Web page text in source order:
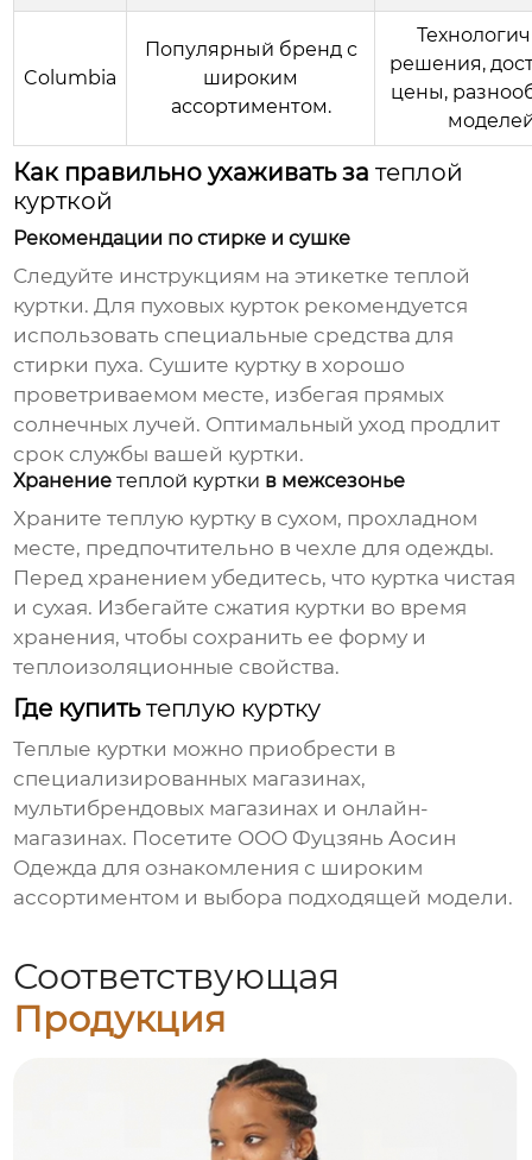
Columbia
Популярный бренд с
широким
ассортиментом.
решения,
цены,
Как правильно ухаживать затеплой
курткой
Рекомендации по стирке и сушке
Следуйте инструкциям на этикеткетеплой
куртки. Для пуховых курток рекомендуется
использовать специальные средства для
стирки пуха. Сушите куртку в хорошо
проветриваемом месте, избегая прямых
солнечных лучей. Оптимальный уход продлит
срок службы вашей куртки.
Хранениетеплой куртки в межсезонье
Хранитетеплую куртку в сухом, прохладном
месте, предпочтительно в чехле для одежды.
Перед хранением убедитесь, что куртка чистая
и сухая. Избегайте сжатия куртки во время
хранения, чтобы сохранить ее форму и
теплоизоляционные свойства.
Где купитьтеплую куртку
Теплые куртки можно приобрести в
специализированных магазинах,
мультибрендовых магазинах и онлайн-
магазинах. Посетите ООО Фуцзянь Аосин
Одежда для ознакомления с широким
ассортиментом и выбора подходящей модели.
Соответствующая
Продукция